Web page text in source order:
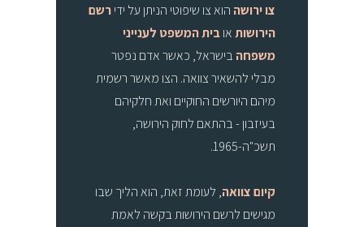
צו ירושה הוא צו שיפוטי הניתן על ידירשם
הירושותאובית המשפט לענייני
משפחה בישראל, כאשר אדם נפטר
מבלי להשאיר צוואה. הצו מאשר רשמית
מיהם היורשים החוקיים ואת חלקיהם
בעיזבון - בהתאם לחוק הירושה,
תשכ"ה-1965.
קיום צוואה, לעומת זאת, הוא הליך שבו
מגישים לרשם הירושות בקשה לאמת